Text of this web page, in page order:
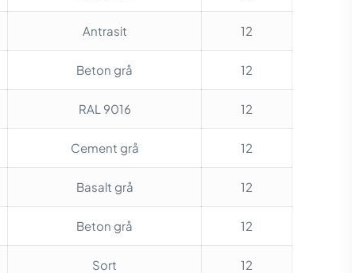
Antrasit 12
Beton grå 12
RAL 9016 12
Cement grå 12
Basalt grå 12
Beton grå 12
Sort 12